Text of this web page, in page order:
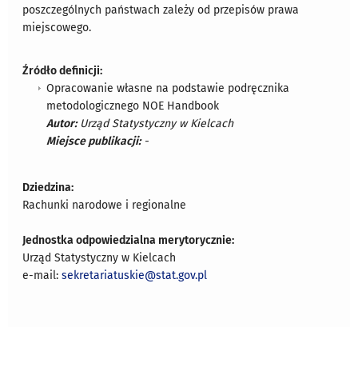
poszczególnych państwach zależy od przepisów prawa
miejscowego.
Źródło definicji:
Opracowanie własne na podstawie podręcznika
metodologicznego NOE Handbook
Autor:Urząd Statystyczny w Kielcach
Miejsce publikacji:-
Dziedzina:
Rachunki narodowe i regionalne
Jednostka odpowiedzialna merytorycznie:
Urząd Statystyczny w Kielcach
e-mail:sekretariatuskie@stat.gov.pl